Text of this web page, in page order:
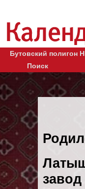
Бутовский полигон
Поиск